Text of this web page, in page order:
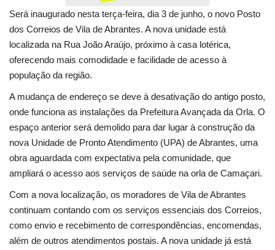
Economia
Galeria
Veja Na Cor Escura
Língua
Portuguese (Brazil) Português
Será inaugurado nesta terça-feira, dia 3 de junho, o novo Posto
dos Correios de Vila de Abrantes. A nova unidade está
localizada na Rua João Araújo, próximo à casa lotérica,
oferecendo mais comodidade e facilidade de acesso à
população da região.
A mudança de endereço se deve à desativação do antigo posto,
onde funciona as instalações da Prefeitura Avançada da Orla. O
espaço anterior será demolido para dar lugar à construção da
nova Unidade de Pronto Atendimento (UPA) de Abrantes, uma
obra aguardada com expectativa pela comunidade, que
ampliará o acesso aos serviços de saúde na orla de Camaçari.
Com a nova localização, os moradores de Vila de Abrantes
continuam contando com os serviços essenciais dos Correios,
como envio e recebimento de correspondências, encomendas,
além de outros atendimentos postais. A nova unidade já está